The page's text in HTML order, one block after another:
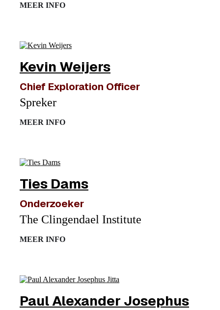
MEER INFO
Kevin Weijers
Chief Exploration Officer
Spreker
MEER INFO
Ties Dams
Onderzoeker
The Clingendael Institute
MEER INFO
Paul Alexander Josephus